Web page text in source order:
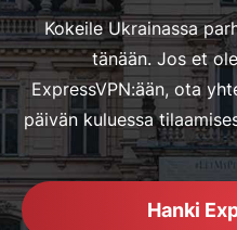
Kokeile Ukrainassa
tänään. Jos et
ExpressVPN:ään, ota
päivän kuluessa
Hanki